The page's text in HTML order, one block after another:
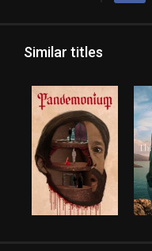
Similar titles